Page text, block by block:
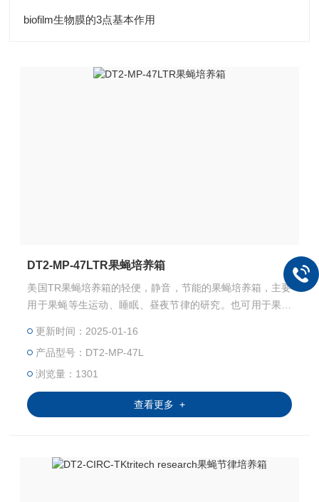
biofilm生物膜的3点基本作用
DT2-MP-47LTR果蝇培养箱
美国TR果蝇培养箱的轻便，静音，节能的果蝇培养箱，主要
用于果蝇等生运动、睡眠、昼夜节律的研究。也可用于果蝇
更新时间：2025-01-16
产品型号：DT2-MP-47L
浏览量：1301
查看更多 +